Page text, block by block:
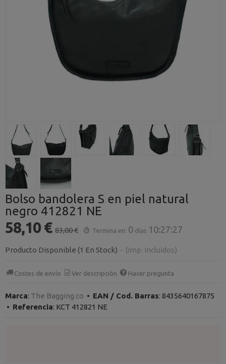
Bolso bandolera S en piel natural
negro 412821 NE
58,10 € 83,00 € Termina en: 0 días 10:27:26
Producto Disponible (1 En Stock) - (Imp. Incluidos)
Costes de envío Ver descripción Hacer pregunta
Marca: The Bagging co • EAN / Cod. Barras: 8435640167875
• Referencia: KCT 412821 NE